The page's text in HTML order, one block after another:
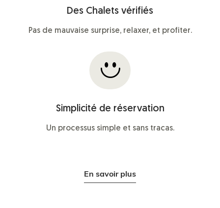
Des Chalets vérifiés
Pas de mauvaise surprise, relaxer, et profiter.
Simplicité de réservation
Un processus simple et sans tracas.
En savoir plus